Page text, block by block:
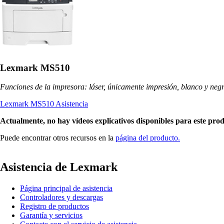
Lexmark MS510
Funciones de la impresora: láser, únicamente impresión, blanco y
Lexmark MS510 Asistencia
Actualmente, no hay vídeos explicativos disponibles para este
Puede encontrar otros recursos en la página del producto.
Asistencia de Lexmark
Página principal de asistencia
Controladores y descargas
Registro de productos
Garantía y servicios